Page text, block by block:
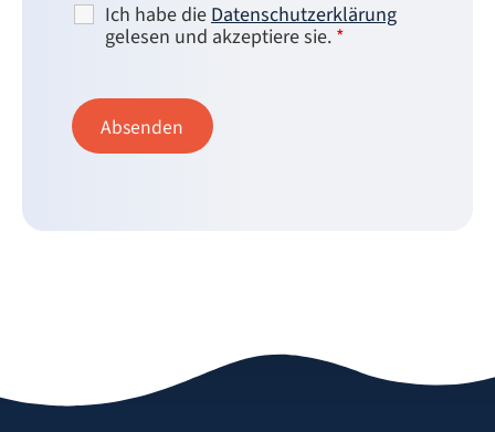
Ich habe dieDatenschutzerklärung
gelesen und akzeptiere sie. *